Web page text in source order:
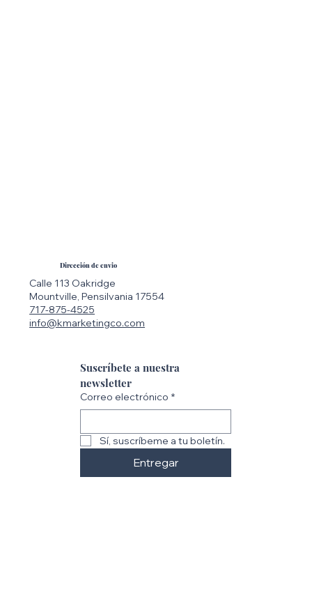
Dirección de envio
Calle 113 Oakridge
Mountville, Pensilvania 17554
717-875-4525
info@kmarketingco.com
Suscríbete a nuestra
newsletter
Correo electrónico *
Sí, suscríbeme a tu boletín.
Entregar